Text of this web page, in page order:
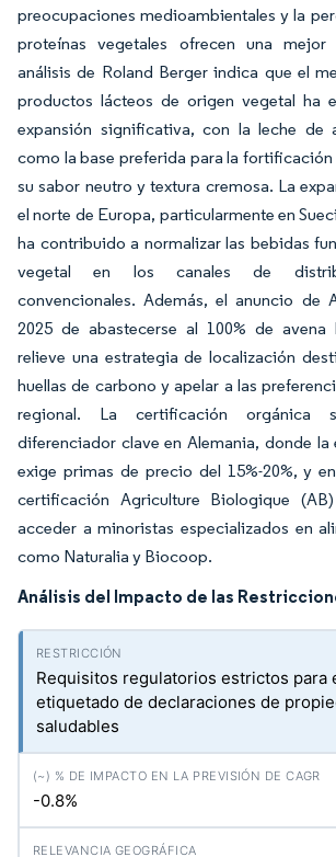
preocupaciones medioambientales y la
proteínas vegetales ofrecen una mejor
análisis de Roland Berger indica que el
productos lácteos de origen vegetal ha
expansión significativa, con la leche de
como la base preferida para la
su sabor neutro y textura cremosa. La
el norte de Europa, particularmente en
ha contribuido a normalizar las bebidas
vegetal en los canales de
convencionales. Además, el anuncio de
2025 de abastecerse al 100% de
relieve una estrategia de localización
huellas de carbono y apelar a las
regional. La certificación orgánica
diferenciador clave en Alemania, donde la
exige primas de precio del 15%-20%, y
certificación Agriculture Biologique
acceder a minoristas especializados en
como Naturalia y Biocoop.
Análisis del Impacto de las
Requisitos regulatorios estrictos para
etiquetado de declaraciones de
saludables
-0.8%